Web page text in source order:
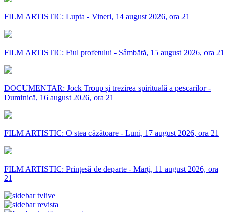
FILM ARTISTIC: Lupta - Vineri, 14 august 2026, ora 21
FILM ARTISTIC: Fiul profetului - Sâmbătă, 15 august 2026, ora 21
DOCUMENTAR: Jock Troup și trezirea spirituală a pescarilor -
Duminică, 16 august 2026, ora 21
FILM ARTISTIC: O stea căzătoare - Luni, 17 august 2026, ora 21
FILM ARTISTIC: Prințesă de departe - Marți, 11 august 2026, ora
21